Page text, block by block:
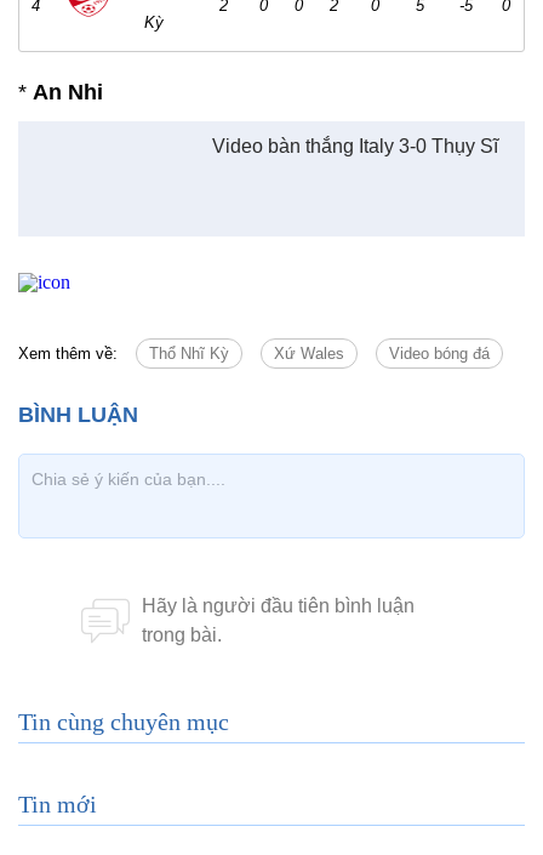
4
Kỳ
2 0 0 2 0 5 -5 0
* An Nhi
Video bàn thắng Italy 3-0 Thụy Sĩ
Xem thêm về: Thổ Nhĩ Kỳ Xứ Wales Video bóng đá
Tin cùng chuyên mục
Tin mới